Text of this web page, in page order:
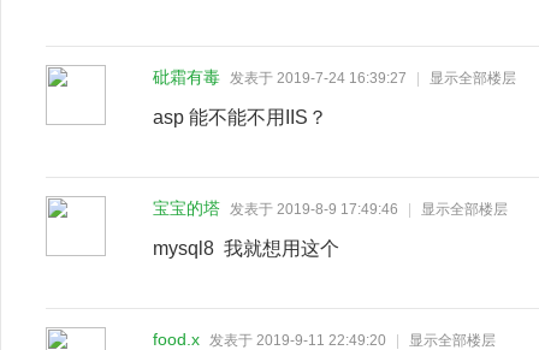
砒霜有毒 发表于 2019-7-24 16:39:27 显示全部楼层
asp 能不能不用IIS？
宝宝的塔 发表于 2019-8-9 17:49:46 显示全部楼层
mysql8 我就想用这个
food.x 发表于 2019-9-11 22:49:20 显示全部楼层